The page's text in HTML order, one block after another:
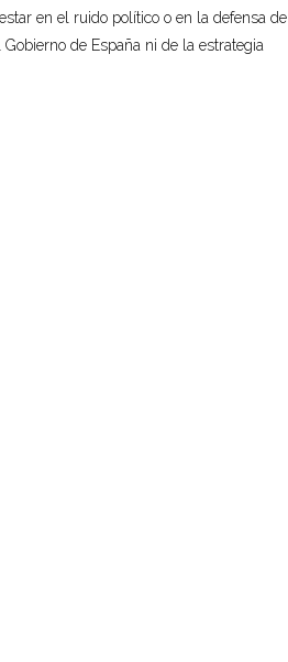
en el ruido político o en la defensa de
de España ni de la estrategia